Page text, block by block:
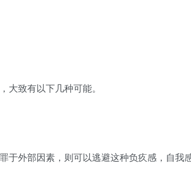
致有以下几种可能。
于外部因素，则可以逃避这种负疚感，自我